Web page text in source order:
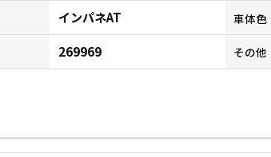
インパネAT 車体色
269969 その他